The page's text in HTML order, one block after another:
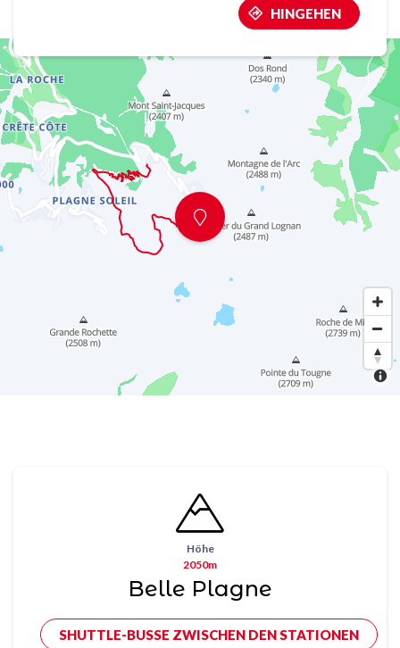
HINGEHEN
Höhe
2050m
Belle Plagne
SHUTTLE-BUSSE ZWISCHEN DEN STATIONEN